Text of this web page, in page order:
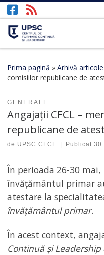
Afișează întregul conținut
Prima pagină » Arhivă articole
comisiilor republicane de
GENERALE
Angajații CFCL –
republicane de
de UPSC CFCL Publicat30
În perioada 26-30 mai,
învățământul primar
atestare la
învățământul primar.
În acest context,
Continuă și Leadership